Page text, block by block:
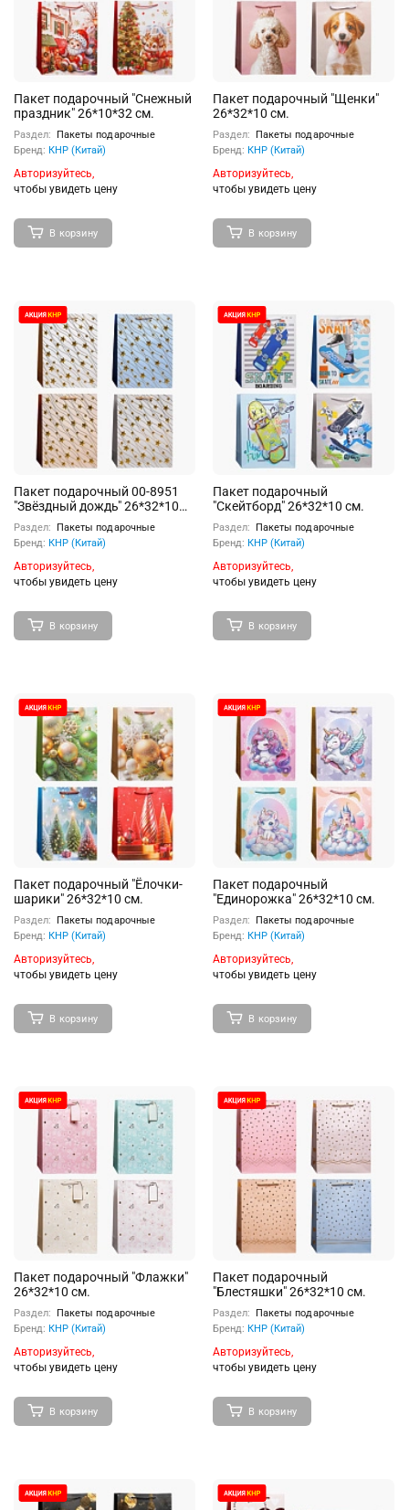
Пакет подарочный "Снежный
праздник" 26*10*32 см.
Раздел:
Пакеты подарочные
Бренд: КНР (Китай)
Авторизуйтесь,
чтобы увидеть цену
В корзину
Пакет подарочный "Щенки"
26*32*10 см.
Раздел:
Пакеты подарочные
Бренд: КНР (Китай)
Авторизуйтесь,
чтобы увидеть цену
В корзину
Пакет подарочный 00-8951
"Звёздный дождь" 26*32*10
см.
Раздел:
Пакеты подарочные
Бренд: КНР (Китай)
Авторизуйтесь,
чтобы увидеть цену
В корзину
Пакет подарочный
"Скейтборд" 26*32*10 см.
Раздел:
Пакеты подарочные
Бренд: КНР (Китай)
Авторизуйтесь,
чтобы увидеть цену
В корзину
Пакет подарочный "Ёлочки-
шарики" 26*32*10 см.
Раздел:
Пакеты подарочные
Бренд: КНР (Китай)
Авторизуйтесь,
чтобы увидеть цену
В корзину
Пакет подарочный
"Единорожка" 26*32*10 см.
Раздел:
Пакеты подарочные
Бренд: КНР (Китай)
Авторизуйтесь,
чтобы увидеть цену
В корзину
Пакет подарочный "Флажки"
26*32*10 см.
Раздел:
Пакеты подарочные
Бренд: КНР (Китай)
Авторизуйтесь,
чтобы увидеть цену
В корзину
Пакет подарочный
"Блестяшки" 26*32*10 см.
Раздел:
Пакеты подарочные
Бренд: КНР (Китай)
Авторизуйтесь,
чтобы увидеть цену
В корзину